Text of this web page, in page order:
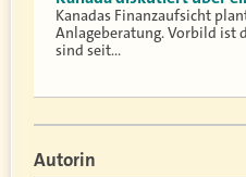
Kanadas Finanzaufsicht
Anlageberatung. Vorbild ist
sind seit…
Autorin